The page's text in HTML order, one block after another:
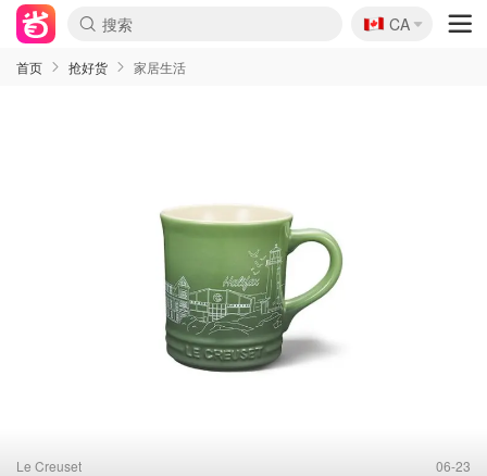
🇨🇦
CA
首页 抢好货 家居生活
Le Creuset 06-23